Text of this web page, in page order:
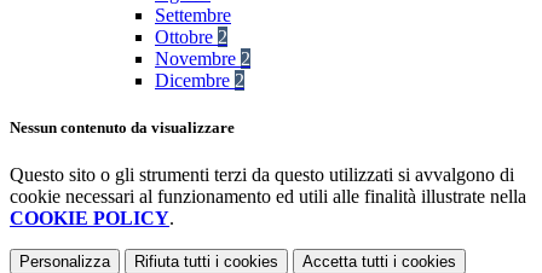
Settembre
Ottobre 2
Novembre 2
Dicembre 2
Nessun contenuto da visualizzare
Questo sito o gli strumenti terzi da questo utilizzati si avvalgono di
cookie necessari al funzionamento ed utili alle finalità illustrate nella
COOKIE POLICY.
Personalizza Rifiuta tutti i cookies Accetta tutti i cookies